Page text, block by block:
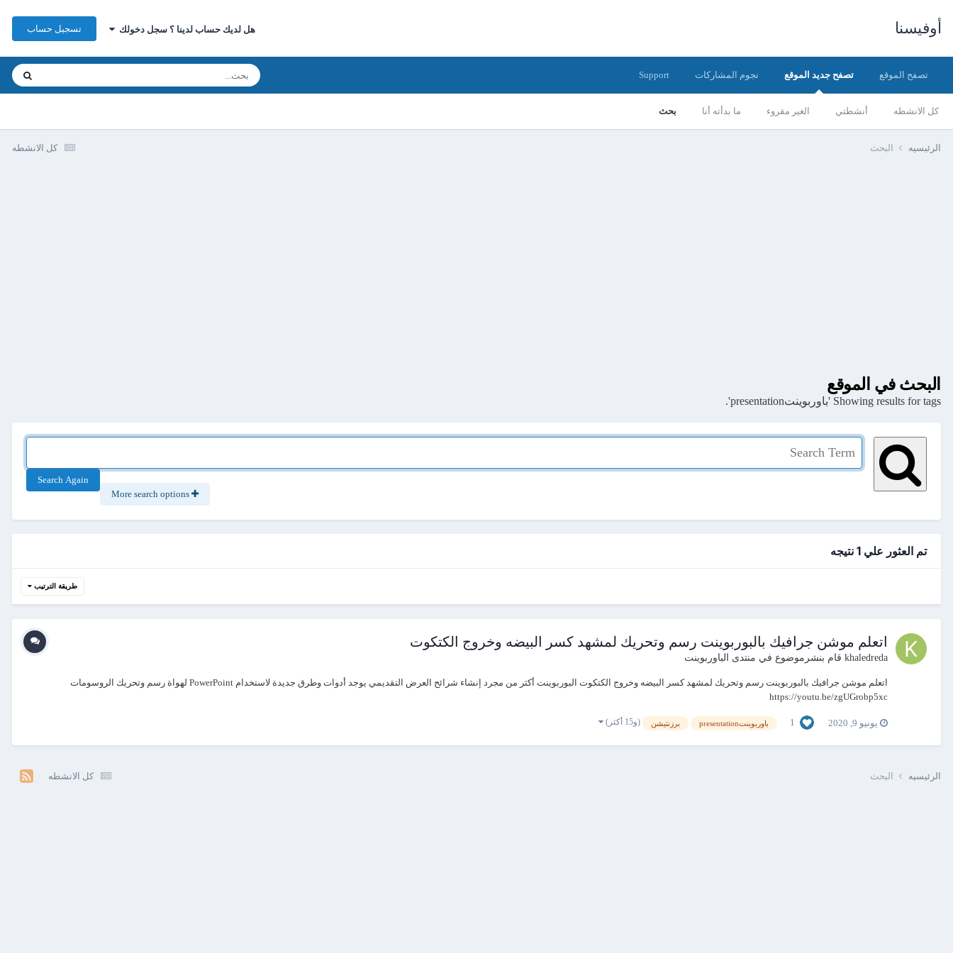
أوفيسنا هل لديك حساب لدينا ؟ سجل دخولك تسجيل حساب
تصفح الموقع تصفح جديد الموقع
كل الانشطه أنشطتي الغير مقروء ما بدأته أنا بحث
نجوم المشاركات Support
كل الانشطه الرئيسيه البحث
البحث في الموقع
Showing results for tags 'باوربوينتpresentation'.
Search Again
تم العثور علي 1 نتيجه
طريقة الترتيب
اتعلم موشن جرافيك بالبوربوينت رسم وتحريك لمشهد كسر البيضه وخروج الكتكوت
khaledreda قام بنشرموضوع في منتدى الباوربوينت
اتعلم موشن جرافيك بالبوربوينت رسم وتحريك لمشهد كسر البيضه وخروج الكتكوت البوربوينت أكثر من مجرد إنشاء شرائح العرض التقديمي يوجد أدوات وطرق جديدة لاستخدام PowerPoint لهواة رسم وتحريك الروسومات
https://youtu.be/zgUGrobp5xc
يونيو 9, 2020 1 باوربوينتpresentation برزنتيشن (و15 أكثر)
كل الانشطه الرئيسيه البحث